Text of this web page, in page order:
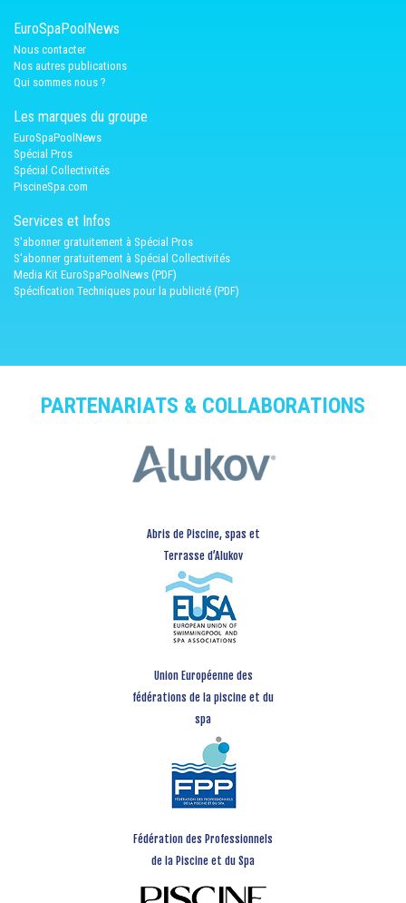
EuroSpaPoolNews
Nous contacter
Nos autres publications
Qui sommes nous ?
Les marques du groupe
EuroSpaPoolNews
Spécial Pros
Spécial Collectivités
PiscineSpa.com
Services et Infos
S'abonner gratuitement à Spécial Pros
S'abonner gratuitement à Spécial Collectivités
Media Kit EuroSpaPoolNews (PDF)
Spécification Techniques pour la publicité (PDF)
PARTENARIATS & COLLABORATIONS
Abris de Piscine, spas et
Terrasse d’Alukov
Union Européenne des
fédérations de la piscine et du
spa
Fédération des Professionnels
de la Piscine et du Spa